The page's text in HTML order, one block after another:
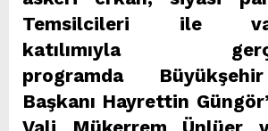
Temsilcileri ile
katılımıyla
programda
Başkanı Hayrettin